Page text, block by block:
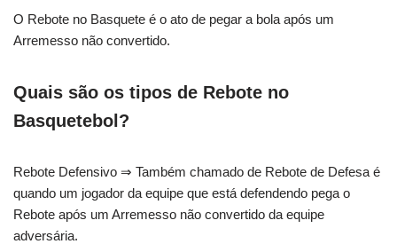
O Rebote no Basquete é o ato de pegar a bola após um
Arremesso não convertido.
Quais são os tipos de Rebote no
Basquetebol?
Rebote Defensivo ⇒ Também chamado de Rebote de Defesa é
quando um jogador da equipe que está defendendo pega o
Rebote após um Arremesso não convertido da equipe
adversária.